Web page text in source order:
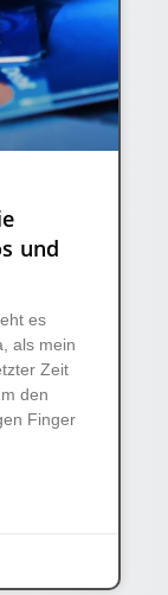
und
es
als mein
Zeit
den
Finger